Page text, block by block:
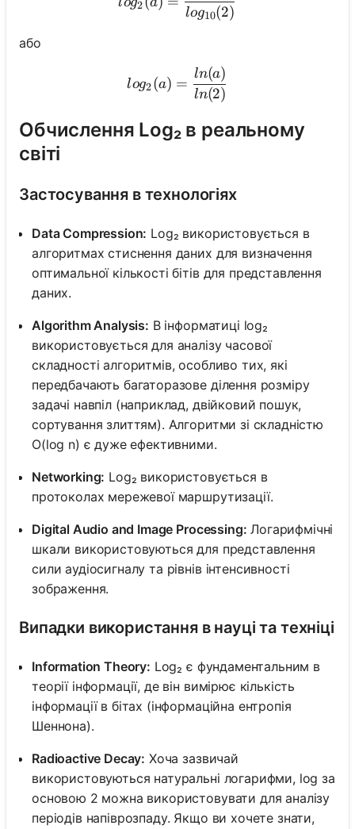
2
log10(2)
або
log₂(a) =
log2(a) =
ln(2)
ln(a)
Обчислення Log₂ в реальному
світі
Застосування в технологіях
Data Compression: Log₂ використовується в
алгоритмах стиснення даних для визначення
оптимальної кількості бітів для представлення
даних.
Algorithm Analysis: В інформатиці log₂
використовується для аналізу часової
складності алгоритмів, особливо тих, які
передбачають багаторазове ділення розміру
задачі навпіл (наприклад, двійковий пошук,
сортування злиттям). Алгоритми зі складністю
O(log n) є дуже ефективними.
Networking: Log₂ використовується в
протоколах мережевої маршрутизації.
Digital Audio and Image Processing: Логарифмічні
шкали використовуються для представлення
сили аудіосигналу та рівнів інтенсивності
зображення.
Випадки використання в науці та техніці
Information Theory: Log₂ є фундаментальним в
теорії інформації, де він вимірює кількість
інформації в бітах (інформаційна ентропія
Шеннона).
Radioactive Decay: Хоча зазвичай
використовуються натуральні логарифми, log за
основою 2 можна використовувати для аналізу
періодів напіврозпаду. Якщо ви хочете знати,